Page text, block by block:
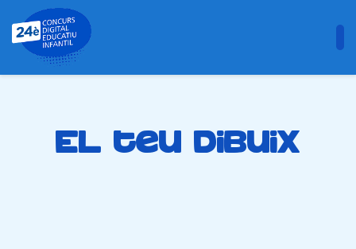
El teu dibuix